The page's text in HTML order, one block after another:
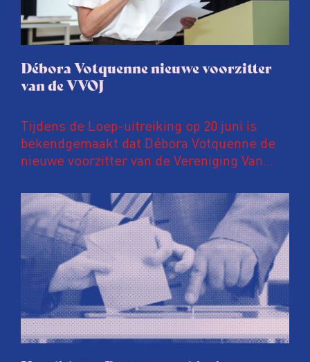
Débora Votquenne nieuwe voorzitter
van de VVOJ
Tijdens de Loep-uitreiking op 20 juni is
bekendgemaakt dat Débora Votquenne de
nieuwe voorzitter van de Vereniging Van
de Vos op, die 10 jaar lang de
voorzittershamer hanteerde.